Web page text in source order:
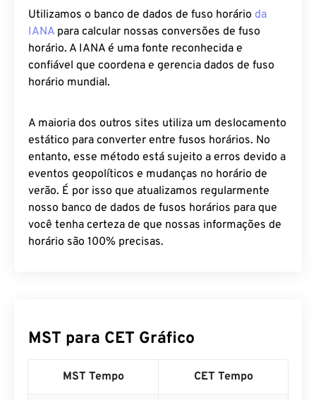
Utilizamos o banco de dados de fuso horário da
IANA para calcular nossas conversões de fuso
horário. A IANA é uma fonte reconhecida e
confiável que coordena e gerencia dados de fuso
horário mundial.
A maioria dos outros sites utiliza um deslocamento
estático para converter entre fusos horários. No
entanto, esse método está sujeito a erros devido a
eventos geopolíticos e mudanças no horário de
verão. É por isso que atualizamos regularmente
nosso banco de dados de fusos horários para que
você tenha certeza de que nossas informações de
horário são 100% precisas.
MST para CET Gráfico
MST Tempo CET Tempo